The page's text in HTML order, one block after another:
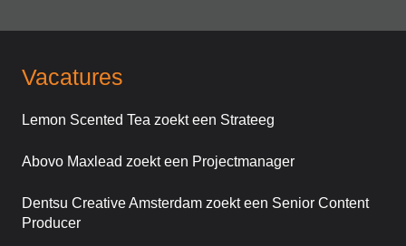
Vacatures
Lemon Scented Tea zoekt een Strateeg
Abovo Maxlead zoekt een Projectmanager
Dentsu Creative Amsterdam zoekt een Senior Content
Producer